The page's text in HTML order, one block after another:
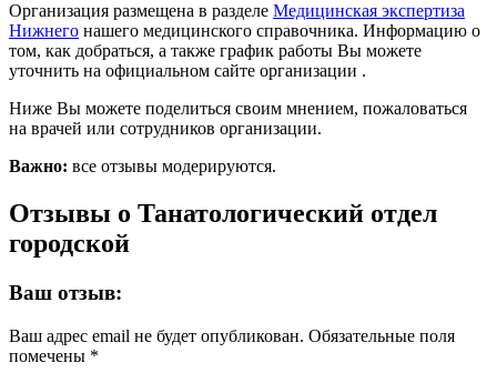
Организация размещена в разделе Медицинская экспертиза
Нижнего нашего медицинского справочника. Информацию о
том, как добраться, а также график работы Вы можете
уточнить на официальном сайте организации .
Ниже Вы можете поделиться своим мнением, пожаловаться
на врачей или сотрудников организации.
Важно: все отзывы модерируются.
Отзывы о Танатологический отдел
городской
Ваш отзыв:
Ваш адрес email не будет опубликован. Обязательные поля
помечены *